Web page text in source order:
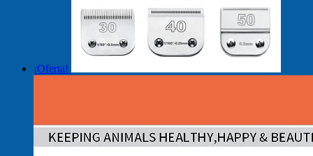
¡Oferta!